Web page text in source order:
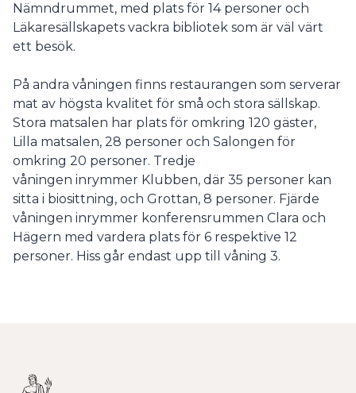
Nämndrummet, med plats för 14 personer och
Läkaresällskapets vackra bibliotek som är väl värt
ett besök.
På andra våningen finns restaurangen som serverar
mat av högsta kvalitet för små och stora sällskap.
Stora matsalen har plats för omkring 120 gäster,
Lilla matsalen, 28 personer och Salongen för
omkring 20 personer. Tredje
våningen inrymmer Klubben, där 35 personer kan
sitta i biosittning, och Grottan, 8 personer. Fjärde
våningen inrymmer konferensrummen Clara och
Hägern med vardera plats för 6 respektive 12
personer. Hiss går endast upp till våning 3.